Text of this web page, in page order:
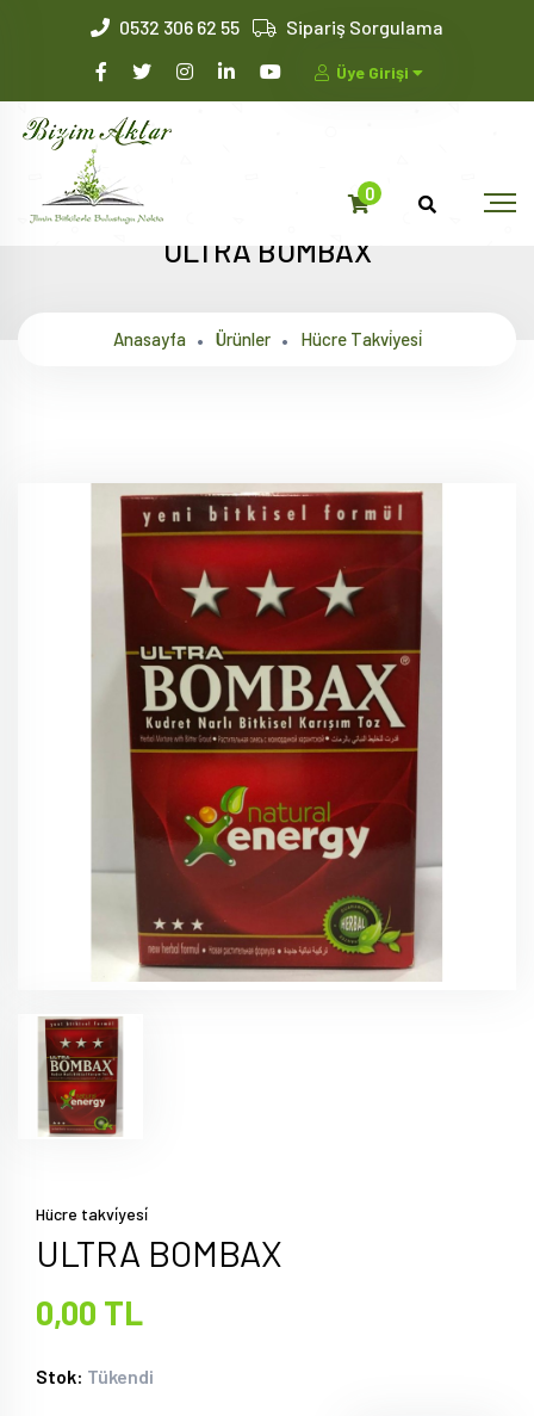
0532 306 62 55 Sipariş Sorgulama
Üye Girişi
0
ULTRA BOMBAX
Anasayfa Ürünler Hücre Takvi̇yesi̇
Hücre takvi̇yesi̇
ULTRA BOMBAX
0,00 TL
Stok: Tükendi